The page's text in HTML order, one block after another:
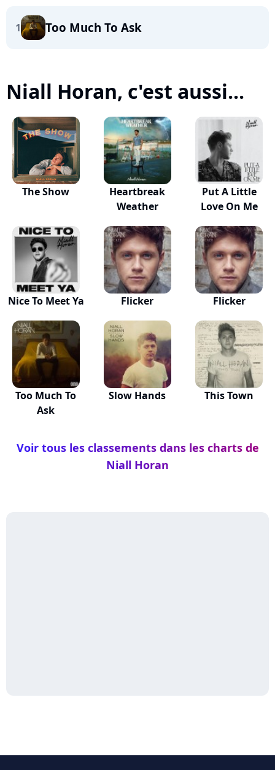
1 Too Much To Ask
Niall Horan, c'est aussi...
The Show
Heartbreak
Weather
Put A Little
Love On Me
Nice To Meet Ya Flicker Flicker
Too Much To
Ask
Slow Hands This Town
Voir tous les classements dans les charts de
Niall Horan